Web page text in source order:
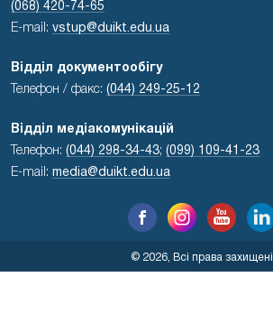
(068) 420-74-65
E-mail: vstup@duikt.edu.ua
Відділ документообігу
Телефон / факс: (044) 249-25-12
Відділ медіакомунікацій
Телефон: (044) 298-34-43; (099) 109-41-23
E-mail: media@duikt.edu.ua
© 2026, Всі права захищені